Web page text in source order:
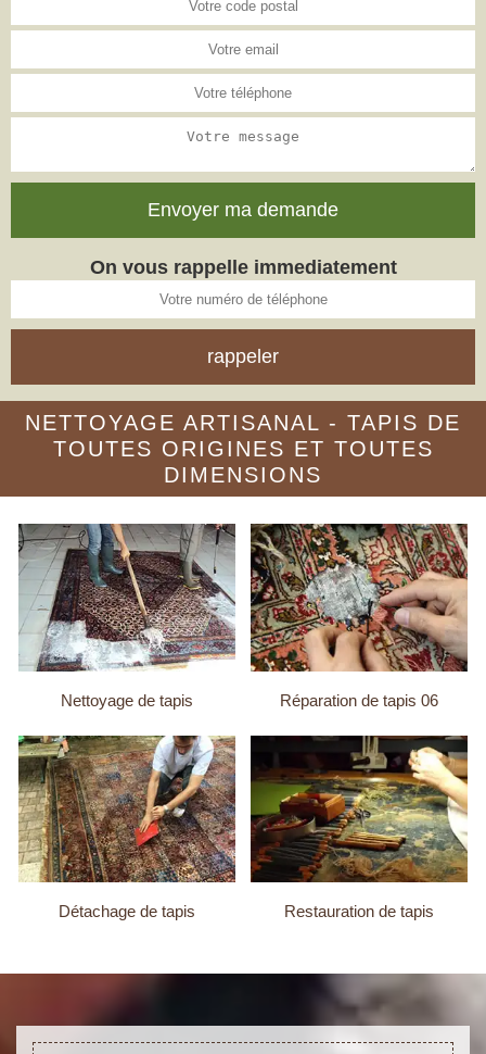
On vous rappelle immediatement
NETTOYAGE ARTISANAL - TAPIS DE
TOUTES ORIGINES ET TOUTES
DIMENSIONS
Nettoyage de tapis Réparation de tapis 06
Détachage de tapis Restauration de tapis